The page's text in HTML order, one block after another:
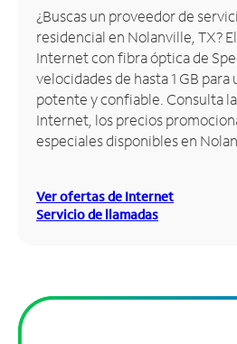
Inglés
Administrar
cuenta
Encuentra
una
tienda
¿Buscas un proveedor de
residencial en Nolanville, TX?
Internet con fibra óptica de
velocidades de hasta 1 GB para
potente y confiable. Consulta
Internet, los precios
especiales disponibles en
Ver ofertas de Internet
Servicio de llamadas